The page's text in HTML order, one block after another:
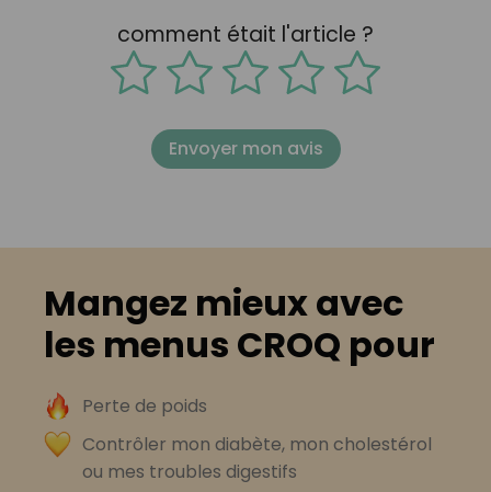
comment était l'article ?
Envoyer mon avis
Mangez mieux avec
les menus CROQ pour
Perte de poids
Contrôler mon diabète, mon cholestérol
ou mes troubles digestifs